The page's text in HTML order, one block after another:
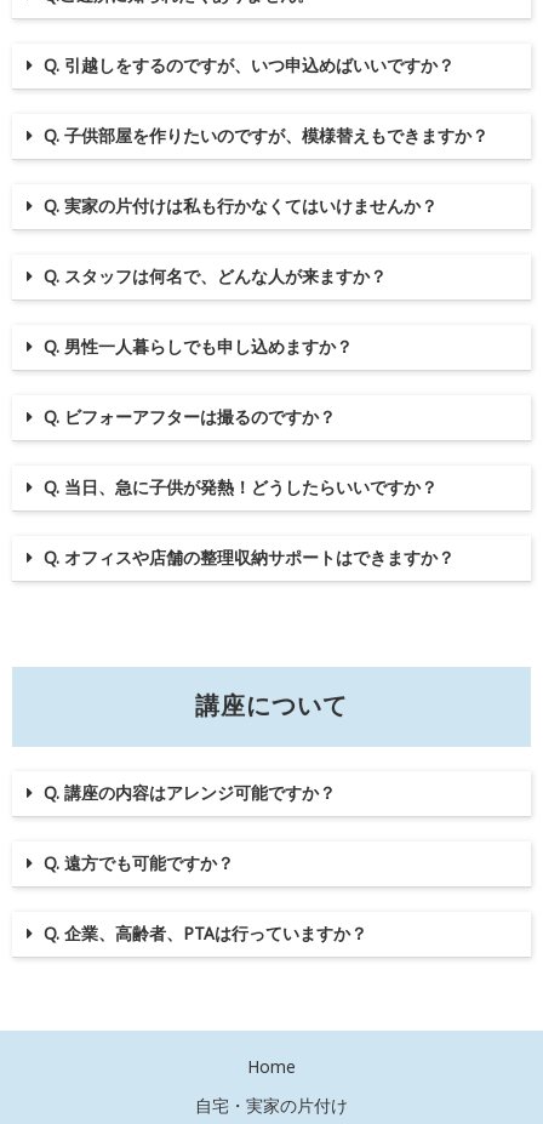
Q. 引越しをするのですが、いつ申込めばいいですか？
Q. 子供部屋を作りたいのですが、模様替えもできますか？
Q. 実家の片付けは私も行かなくてはいけませんか？
Q. スタッフは何名で、どんな人が来ますか？
Q. 男性一人暮らしでも申し込めますか？
Q. ビフォーアフターは撮るのですか？
Q. 当日、急に子供が発熱！どうしたらいいですか？
Q. オフィスや店舗の整理収納サポートはできますか？
講座について
Q. 講座の内容はアレンジ可能ですか？
Q. 遠方でも可能ですか？
Q. 企業、高齢者、PTAは行っていますか？
Home
自宅・実家の片付け